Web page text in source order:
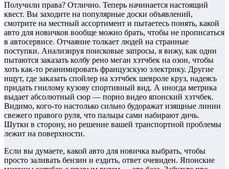
Получили права? Отлично. Теперь начинается настоящий
квест. Вы заходите на популярные доски объявлений,
смотрите на местный ассортимент и пытаетесь понять, какой
авто для новичков вообще можно брать, чтобы не прописаться
в автосервисе. Отчаяние толкает людей на странные
поступки. Анализируя поисковые запросы, я вижу, как одни
пытаются заказать колбу рено меган хэтчбек на озон, чтобы
хоть как-то реанимировать французскую электрику. Другие
ищут, где заказать спойлер на хэтчбек шевроле круз, надеясь
придать гнилому кузову спортивный вид. А иногда метрика
выдает абсолютный сюр — порно видео японский хэтчбек.
Видимо, кого-то настолько сильно будоражат изящные линии
свежего правого руля, что пальцы сами набирают дичь.
Шутки в сторону, но решение вашей транспортной проблемы
лежит на поверхности.
Если вы думаете, какой авто для новичка выбрать, чтобы
просто заливать бензин и ездить, ответ очевиден. Японские